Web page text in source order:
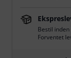
Bestil inden
Forventet